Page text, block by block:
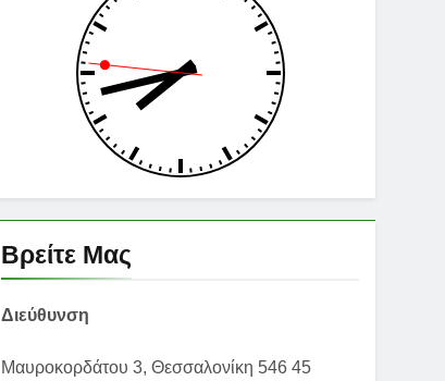
Βρείτε Μας
Διεύθυνση
Μαυροκορδάτου 3, Θεσσαλονίκη 546 45